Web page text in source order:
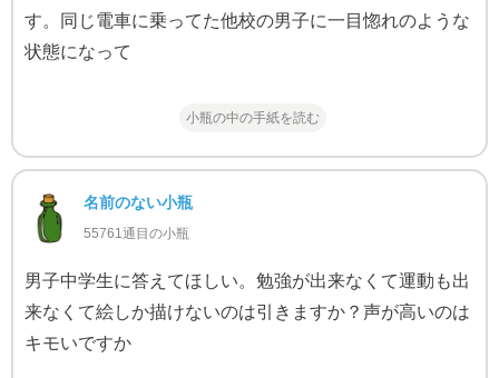
す。同じ電車に乗ってた他校の男子に一目惚れのような
状態になって
小瓶の中の手紙を読む
名前のない小瓶
55761通目の小瓶
男子中学生に答えてほしい。勉強が出来なくて運動も出
来なくて絵しか描けないのは引きますか？声が高いのは
キモいですか